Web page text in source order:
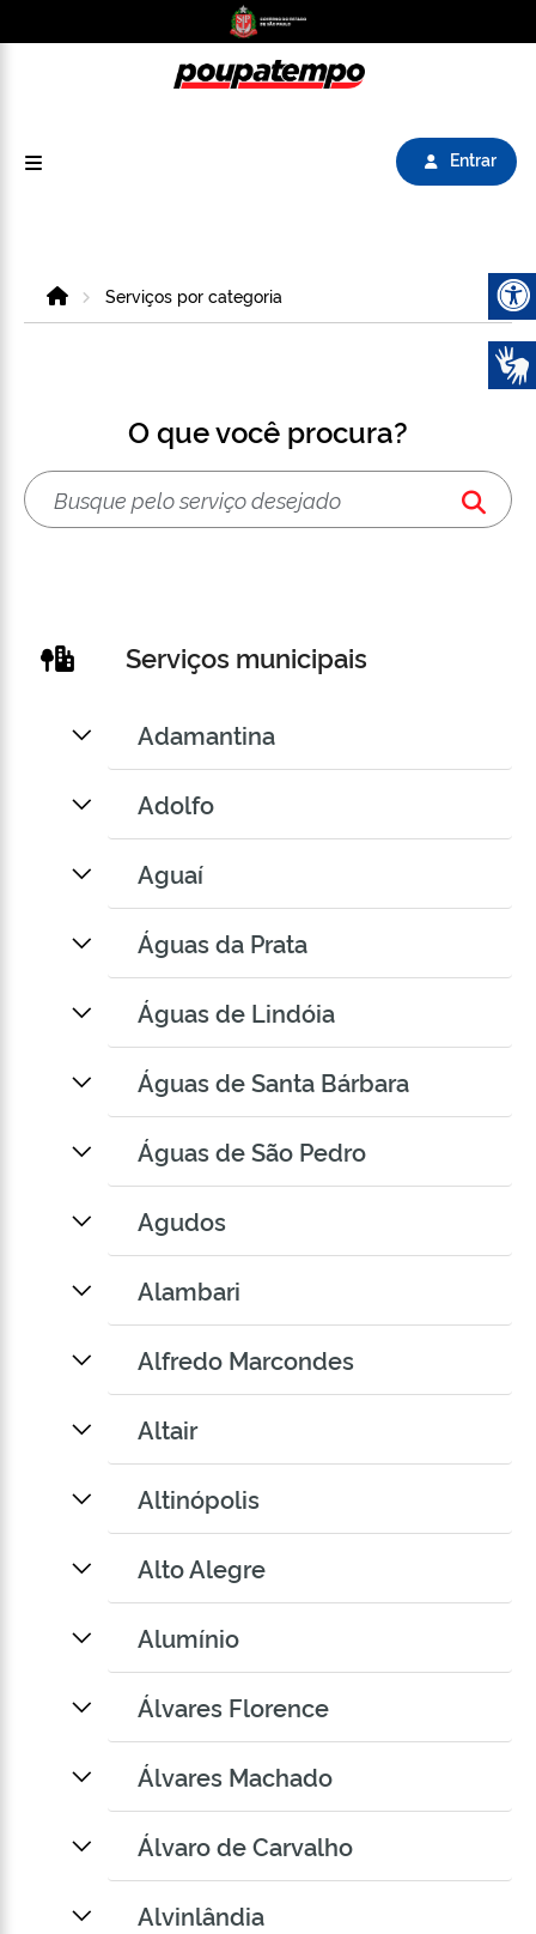
Entrar
HomeServiços por categoria
O que você procura?
Serviços municipais
Adamantina
Adolfo
Aguaí
Águas da Prata
Águas de Lindóia
Águas de Santa Bárbara
Águas de São Pedro
Agudos
Alambari
Alfredo Marcondes
Altair
Altinópolis
Alto Alegre
Alumínio
Álvares Florence
Álvares Machado
Álvaro de Carvalho
Alvinlândia